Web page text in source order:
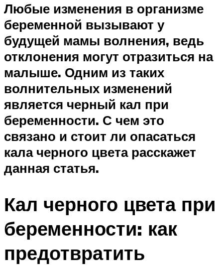
Любые изменения в организме
беременной вызывают у
будущей мамы волнения, ведь
отклонения могут отразиться на
малыше. Одним из таких
волнительных изменений
является черный кал при
беременности. С чем это
связано и стоит ли опасаться
кала черного цвета расскажет
данная статья.
Кал черного цвета при
беременности: как
предотвратить